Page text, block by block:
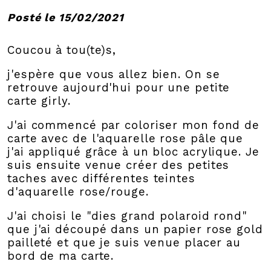
Posté le 15/02/2021
Coucou à tou(te)s,
j'espère que vous allez bien. On se
retrouve aujourd'hui pour une petite
carte girly.
J'ai commencé par coloriser mon fond de
carte avec de l'aquarelle rose pâle que
j'ai appliqué grâce à un bloc acrylique. Je
suis ensuite venue créer des petites
taches avec différentes teintes
d'aquarelle rose/rouge.
J'ai choisi le "dies grand polaroid rond"
que j'ai découpé dans un papier rose gold
pailleté et que je suis venue placer au
bord de ma carte.